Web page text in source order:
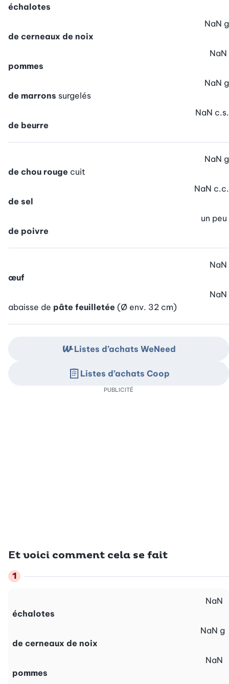
échalotes
de cerneaux de noix
NaN g
pommes
NaN
de marrons surgelés
NaN g
de beurre
NaN c.s.
de chou rouge cuit
NaN g
de sel
NaN c.c.
de poivre
un peu
œuf
NaN
abaisse de pâte feuilletée (Ø env. 32 cm)
NaN
Et voici comment cela se fait
échalotes
NaN
de cerneaux de noix
NaN g
pommes
NaN
Listes d’achats WeNeed
Listes d’achats Coop
PUBLICITÉ